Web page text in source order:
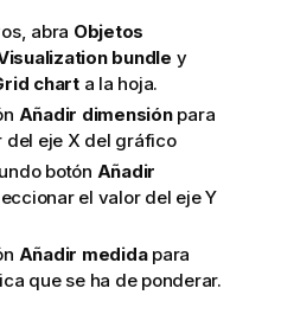
abra Objetos
bundle y
charta la hoja.
Añadir dimensiónpara
del eje X del gráfico
botón Añadir
el valor del eje Y
Añadir medidapara
que se ha de ponderar.